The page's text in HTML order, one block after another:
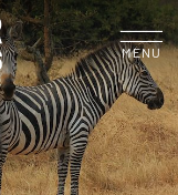
MENU